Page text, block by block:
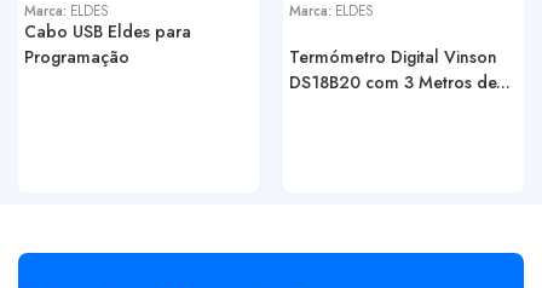
Marca: ELDES
Cabo USB Eldes para
Programação
Marca: ELDES
Termómetro Digital Vinson
DS18B20 com 3 Metros de...